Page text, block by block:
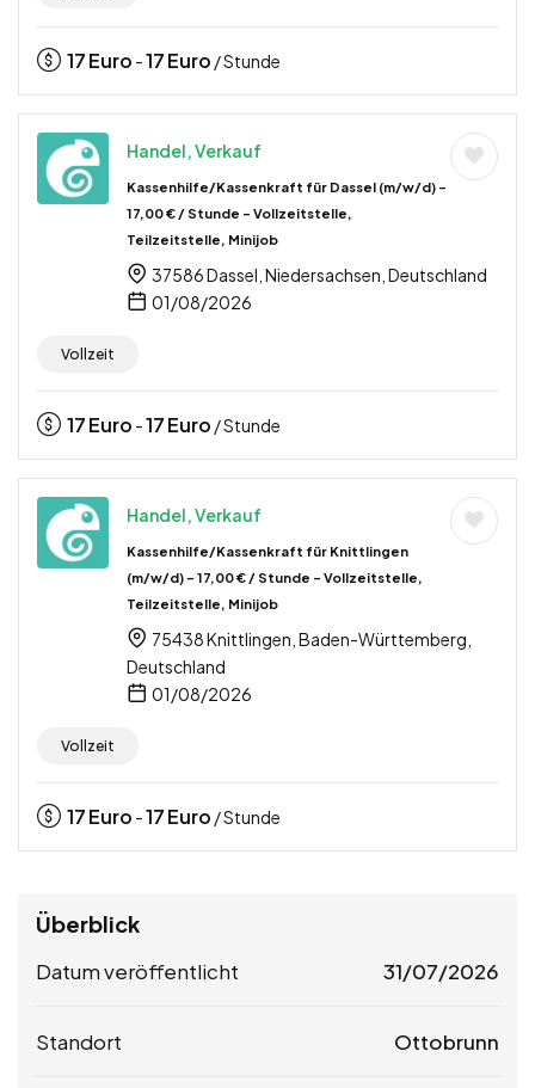
17Euro -17Euro / Stunde
Handel, Verkauf
Kassenhilfe/Kassenkraft für Dassel (m/w/d) –
17,00 € / Stunde – Vollzeitstelle,
Teilzeitstelle, Minijob
37586 Dassel, Niedersachsen, Deutschland
01/08/2026
Vollzeit
17Euro -17Euro / Stunde
Handel, Verkauf
Kassenhilfe/Kassenkraft für Knittlingen
(m/w/d) – 17,00 € / Stunde – Vollzeitstelle,
Teilzeitstelle, Minijob
75438 Knittlingen, Baden-Württemberg,
Deutschland
01/08/2026
Vollzeit
17Euro -17Euro / Stunde
Überblick
Datum veröffentlicht 31/07/2026
Standort Ottobrunn